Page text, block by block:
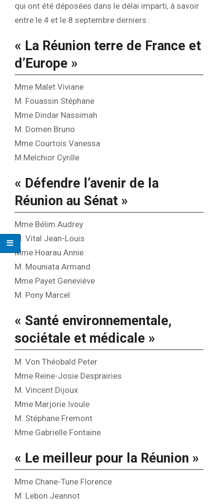
qui ont été déposées dans le délai imparti, à savoir
entre le 4 et le 8 septembre derniers :
« La Réunion terre de France et
d’Europe »
Mme Malet Viviane
M. Fouassin Stéphane
Mme Dindar Nassimah
M. Domen Bruno
Mme Courtois Vanessa
M.Melchior Cyrille
« Défendre l’avenir de la
Réunion au Sénat »
Mme Bélim Audrey
M. Vital Jean-Louis
Mme Hoarau Annie
M. Mouniata Armand
Mme Payet Geneviève
M. Pony Marcel
« Santé environnementale,
sociétale et médicale »
M. Von Théobald Peter
Mme Reine-Josie Desprairies
M. Vincent Dijoux
Mme Marjorie Ivoule
M. Stéphane Fremont
Mme Gabrielle Fontaine
« Le meilleur pour la Réunion »
Mme Chane-Tune Florence
M. Lebon Jeannot